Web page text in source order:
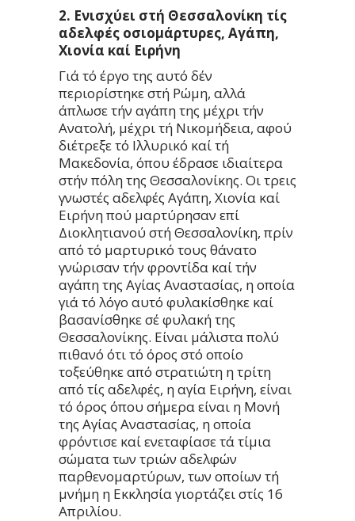
2. Ενισχύει στή Θεσσαλονίκη τίς
αδελφές οσιομάρτυρες, Αγάπη,
Χιονία καί Ειρήνη
Γιά τό έργο της αυτό δέν
περιορίστηκε στή Ρώμη, αλλά
άπλωσε τήν αγάπη της μέχρι τήν
Ανατολή, μέχρι τή Νικομήδεια, αφού
διέτρεξε τό Ιλλυρικό καί τή
Μακεδονία, όπου έδρασε ιδιαίτερα
στήν πόλη της Θεσσαλονίκης. Οι τρεις
γνωστές αδελφές Αγάπη, Χιονία καί
Ειρήνη πού μαρτύρησαν επί
Διοκλητιανού στή Θεσσαλονίκη, πρίν
από τό μαρτυρικό τους θάνατο
γνώρισαν τήν φροντίδα καί τήν
αγάπη της Αγίας Αναστασίας, η οποία
γιά τό λόγο αυτό φυλακίσθηκε καί
βασανίσθηκε σέ φυλακή της
Θεσσαλονίκης. Είναι μάλιστα πολύ
πιθανό ότι τό όρος στό οποίο
τοξεύθηκε από στρατιώτη η τρίτη
από τίς αδελφές, η αγία Ειρήνη, είναι
τό όρος όπου σήμερα είναι η Μονή
της Αγίας Αναστασίας, η οποία
φρόντισε καί ενεταφίασε τά τίμια
σώματα των τριών αδελφών
παρθενομαρτύρων, των οποίων τή
μνήμη η Εκκλησία γιορτάζει στίς 16
Απριλίου.